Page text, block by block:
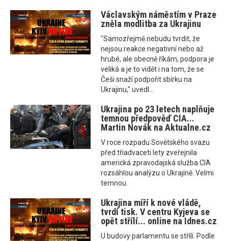
Václavským náměstím v Praze
zněla modlitba za Ukrajinu
"Samozřejmě nebudu tvrdit, že
nejsou reakce negativní nebo až
hrubé, ale obecně říkám, podpora je
veliká a je to vidět i na tom, že se
Češi snaží podpořit sbírku na
Ukrajinu," uvedl...
Ukrajina po 23 letech naplňuje
temnou předpověď CIA...
Martin Novák na Aktualne.cz
V roce rozpadu Sovětského svazu
před třiadvaceti lety zveřejnila
americká zpravodajská služba CIA
rozsáhlou analýzu o Ukrajině. Velmi
temnou.
Ukrajina míří k nové vládě,
tvrdí tisk. V centru Kyjeva se
opět střílí... online na Idnes.cz
U budovy parlamentu se střílí. Podle